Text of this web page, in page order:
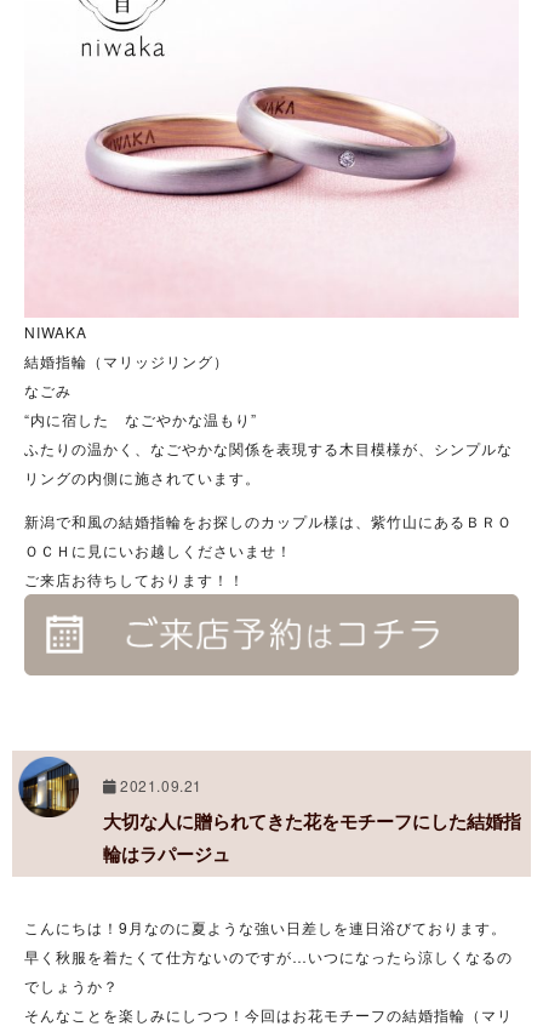
NIWAKA
結婚指輪（マリッジリング）
なごみ
“内に宿した なごやかな温もり”
ふたりの温かく、なごやかな関係を表現する木目模様が、シンプルな
リングの内側に施されています。
新潟で和風の結婚指輪をお探しのカップル様は、紫竹山にあるＢＲＯ
ＯＣＨに見にいお越しくださいませ！
ご来店お待ちしております！！
2021.09.21
大切な人に贈られてきた花をモチーフにした結婚指
輪はラパージュ
こんにちは！9月なのに夏ような強い日差しを連日浴びております。
早く秋服を着たくて仕方ないのですが…いつになったら涼しくなるの
でしょうか？
そんなことを楽しみにしつつ！今回はお花モチーフの結婚指輪（マリ